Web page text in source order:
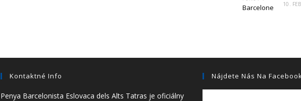
10.
Kontaktné Info
Penya Barcelonista Eslovaca dels Alts Tatras je oficiálny
Nájdete Nás Na